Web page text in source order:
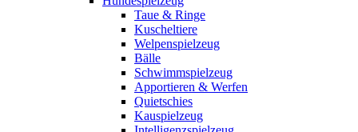
Taue & Ringe
Kuscheltiere
Welpenspielzeug
Bälle
Schwimmspielzeug
Apportieren & Werfen
Quietschies
Kauspielzeug